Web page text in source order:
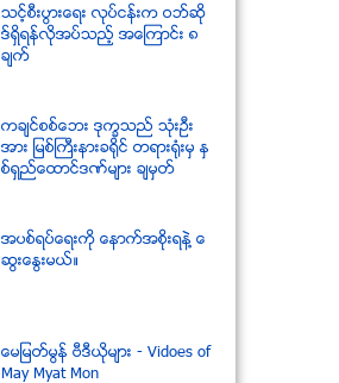
သင့္စီးပြားေရး လုပ္ငန္းက ဝဘ္ဆို
ဒ္ရွိရန္လိုအပ္သည့္ အေၾကာင္း ၈
ခ်က္
ကခ်င္စစ္ေဘး ဒုကၡသည္ သံုးဦး
အား ျမစ္ႀကီးနားခရိုင္ တရားရံုးမွ ႏွ
စ္ရွည္ေထာင္ဒဏ္မ်ား ခ်မွတ္
အပစ္ရပ္ေရးကို ေနာက္အစိုးရနဲ႔ ေ
ဆြးေႏြးမယ္။
ေမျမတ္မြန္ ဗီဒီယုိမ်ား - Vidoes of
May Myat Mon